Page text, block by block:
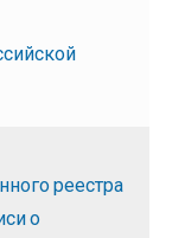
реестра
о